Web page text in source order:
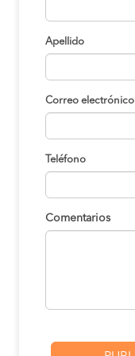
Apellido
Correo electrónico
Teléfono
Comentarios